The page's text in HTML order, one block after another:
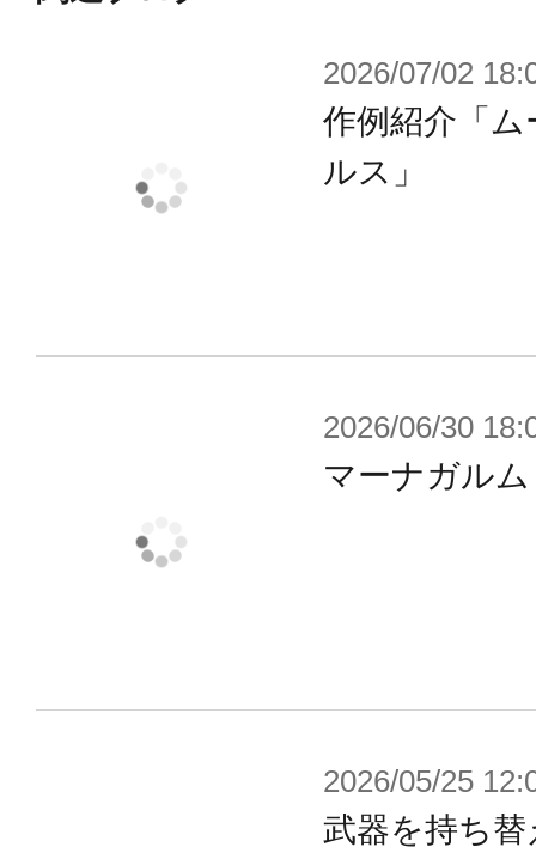
※画像は試作品です。実際の商品と
2026/07/02
作例紹介「
ルス」
2026/06/30
マーナガル
2026/05/25
武器を持ち